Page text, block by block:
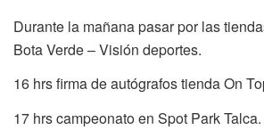
Durante la mañana pasar por las
Bota Verde – Visión deportes.
16 hrs firma de autógrafos tienda On
17 hrs campeonato en Spot Park Talca.